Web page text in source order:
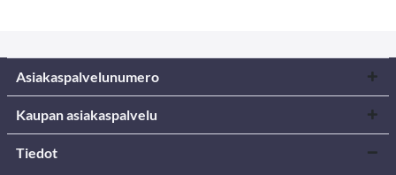
Asiakaspalvelunumero
Kaupan asiakaspalvelu
Tiedot